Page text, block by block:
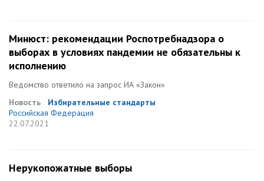
Минюст: рекомендации Роспотребнадзора о
выборах в условиях пандемии не обязательны к
исполнению
Ведомство ответило на запрос ИА «Закон»
Новость
Избирательные стандарты
Российская Федерация
22.07.2021
Нерукопожатные выборы